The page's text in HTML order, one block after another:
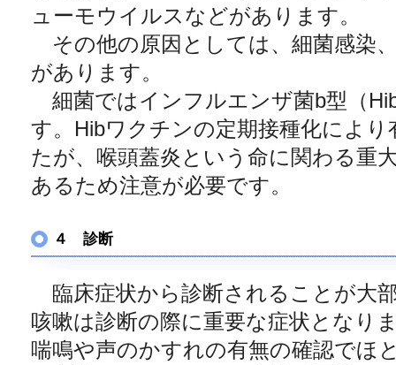
ューモウイルスなどがあります。
その他の原因としては、細菌感染
があります。
細菌ではインフルエンザ菌b型（
す。Hibワクチンの定期接種化によ
たが、喉頭蓋炎という命に関わる重
あるため注意が必要です。
４ 診断
臨床症状から診断されることが大
咳嗽は診断の際に重要な症状となり
喘鳴や声のかすれの有無の確認でほ